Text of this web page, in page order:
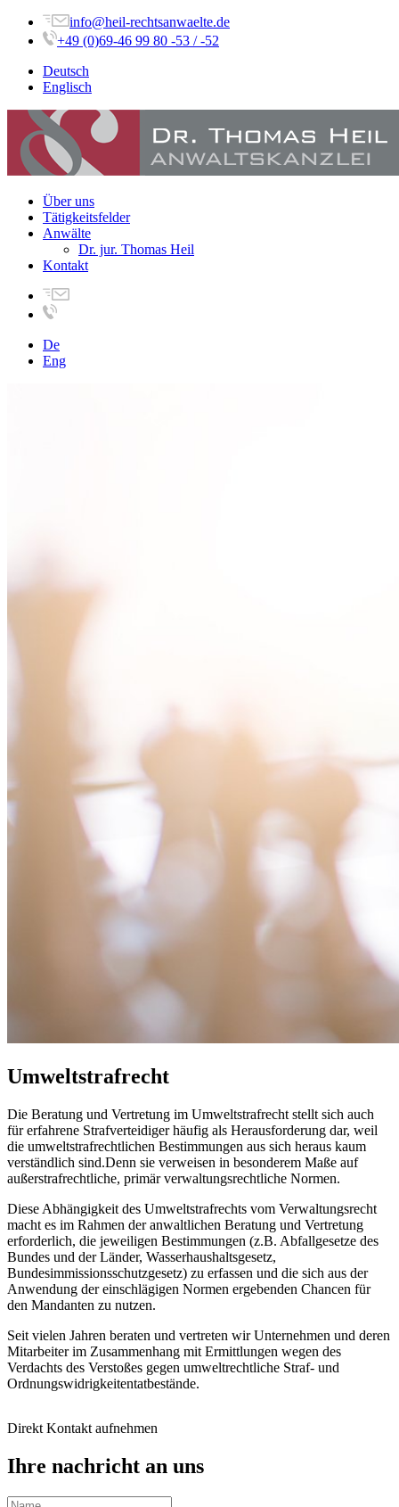
info@heil-rechtsanwaelte.de
+49 (0)69-46 99 80 -53 / -52
Deutsch
Englisch
Über uns
Tätigkeitsfelder
Anwälte
Dr. jur. Thomas Heil
Kontakt
De
Eng
Umweltstrafrecht
Die Beratung und Vertretung im Umweltstrafrecht stellt sich auch
für erfahrene Strafverteidiger häufig als Herausforderung dar, weil
die umweltstrafrechtlichen Bestimmungen aus sich heraus kaum
verständlich sind.Denn sie verweisen in besonderem Maße auf
außerstrafrechtliche, primär verwaltungsrechtliche Normen.
Diese Abhängigkeit des Umweltstrafrechts vom Verwaltungsrecht
macht es im Rahmen der anwaltlichen Beratung und Vertretung
erforderlich, die jeweiligen Bestimmungen (z.B. Abfallgesetze des
Bundes und der Länder, Wasserhaushaltsgesetz,
Bundesimmissionsschutzgesetz) zu erfassen und die sich aus der
Anwendung der einschlägigen Normen ergebenden Chancen für
den Mandanten zu nutzen.
Seit vielen Jahren beraten und vertreten wir Unternehmen und deren
Mitarbeiter im Zusammenhang mit Ermittlungen wegen des
Verdachts des Verstoßes gegen umweltrechtliche Straf- und
Ordnungswidrigkeitentatbestände.
Direkt Kontakt aufnehmen
Ihre nachricht an uns